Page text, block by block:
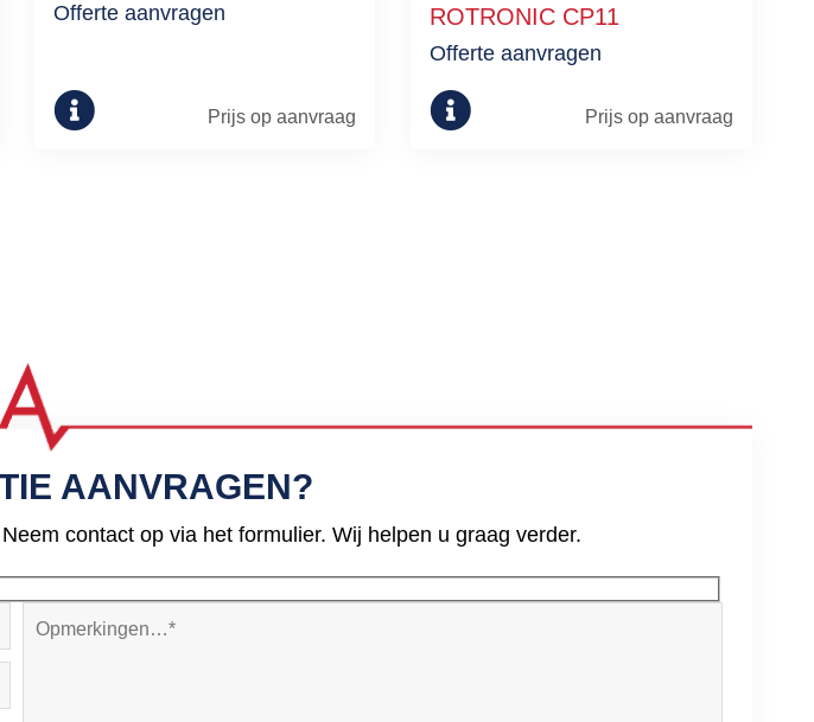
Prijs op aanvraag
Offerte aanvragen ROTRONIC CP11
Prijs op aanvraag
Offerte aanvragen
AANVRAGEN?
contact op via het formulier. Wij helpen u graag verder.